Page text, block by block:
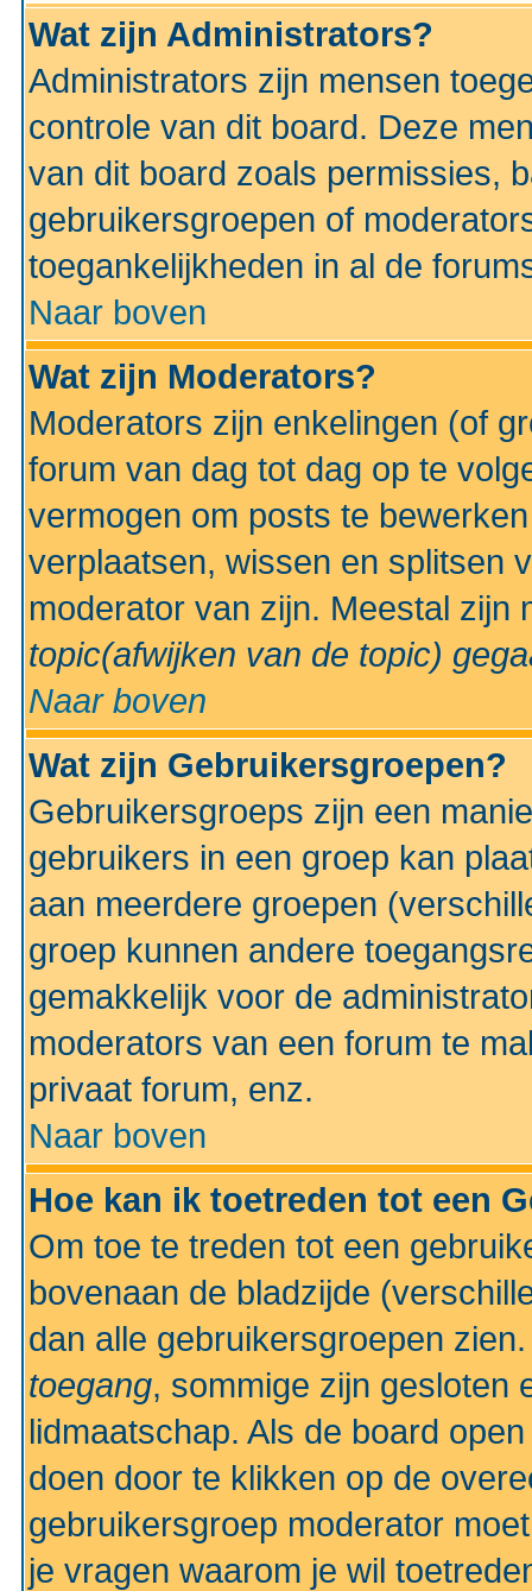
Wat zijn Administrators?
Administrators zijn mensen
controle van dit board. Deze
van dit board zoals permissies,
gebruikersgroepen of
toegankelijkheden in al de
Naar boven
Wat zijn Moderators?
Moderators zijn enkelingen (of
forum van dag tot dag op te
vermogen om posts te
verplaatsen, wissen en splitsen
moderator van zijn. Meestal
topic(afwijken van de topic)
Naar boven
Wat zijn Gebruikersgroepen?
Gebruikersgroeps zijn een
gebruikers in een groep kan
aan meerdere groepen
groep kunnen andere
gemakkelijk voor de
moderators van een forum te
privaat forum, enz.
Naar boven
Hoe kan ik toetreden tot een
Om toe te treden tot een
bovenaan de bladzijde
dan alle gebruikersgroepen
toegang, sommige zijn gesloten
lidmaatschap. Als de board
doen door te klikken op de
gebruikersgroep moderator
je vragen waarom je wil